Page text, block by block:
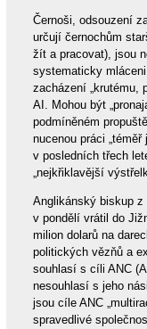
Černoši, odsouzení
určují černochům
žít a pracovat), jsou
systematicky
zacházení „krutému,
AI. Mohou být
podmíněném
nucenou práci
v posledních třech
„nejkřiklavější
Anglikánský biskup z
v pondělí vrátil do
milion dolarů na
politických vězňů a
souhlasí s cíli ANC
nesouhlasí s jeho
jsou cíle ANC
spravedlivé